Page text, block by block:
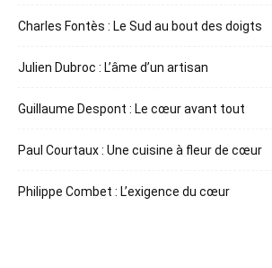
Charles Fontès : Le Sud au bout des doigts
Julien Dubroc : L’âme d’un artisan
Guillaume Despont : Le cœur avant tout
Paul Courtaux : Une cuisine à fleur de cœur
Philippe Combet : L’exigence du cœur